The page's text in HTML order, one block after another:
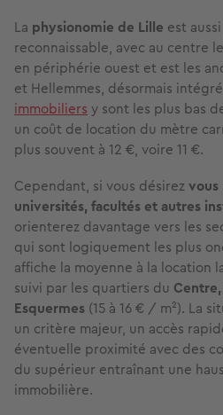
La physionomie de Lille est
reconnaissable, avec au centre
en périphérie ouest et est les
et Hellemmes, désormais
immobiliers y sont les plus bas
un coût de location du mètre
plus souvent à 12 €, voire 11 €.
Cependant, si vous désirezvous
universités, facultés et autres
orienterez davantage vers les
qui sont logiquement les plus
affiche la moyenne à la location
suivi par les quartiers du
Esquermes (15 à 16 € / m²). La
un critère majeur, un accès
éventuelle proximité avec des
du supérieur entraînant une
immobilière.